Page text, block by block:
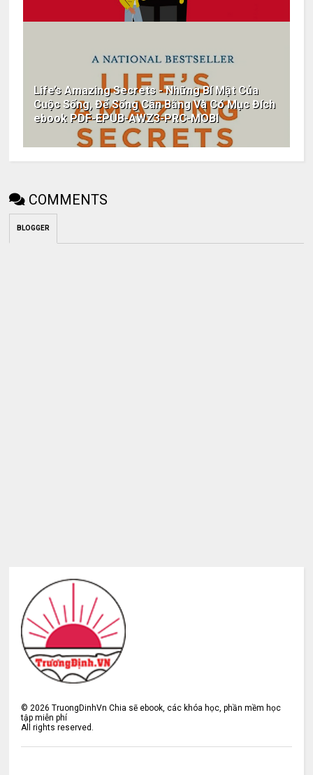
Life’s Amazing Secrets - Những Bí Mật Của
Cuộc Sống, Để Sống Cân Bằng Và Có Mục Đích
ebook PDF-EPUB-AWZ3-PRC-MOBI
COMMENTS
BLOGGER
© 2026 TruongDinhVn Chia sẽ ebook, các khóa học, phần mềm học
tập miễn phí
All rights reserved.